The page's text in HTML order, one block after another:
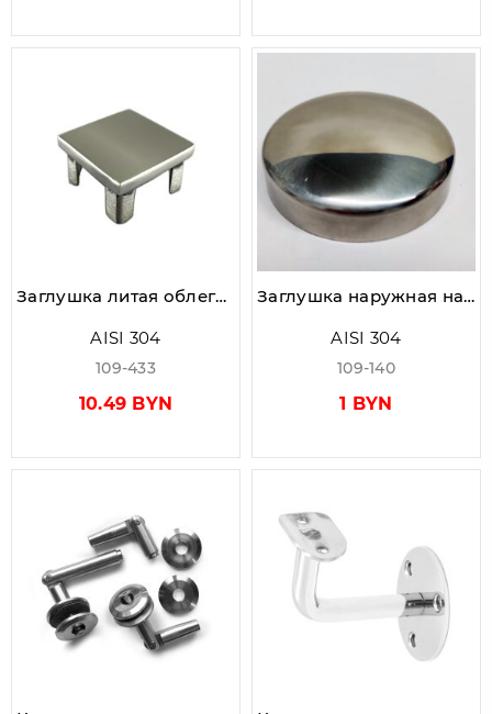
Заглушка литая облегченная 40×40 мм, AISI 304, Grit 600, зеркальная
AISI 304
109-433
10.49 BYN
Заглушка наружная на трубу Ø42.4мм, AISI 304, ЗЕРКАЛО GRIT 600
AISI 304
109-140
1 BYN